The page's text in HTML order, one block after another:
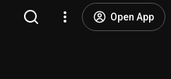
Open App